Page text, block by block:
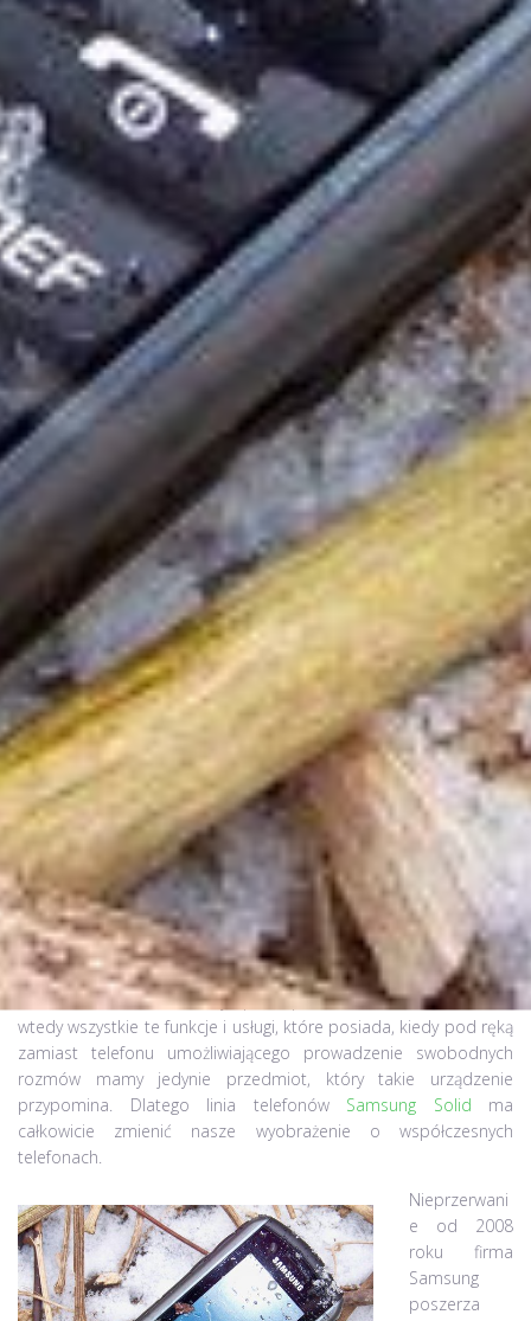
Dzisiejsze modele telefonów, mimo że ładne, o mocno
rozbudowanym menu, niestety nie spełniają podstawowych
norm. Chodzi oczywiście o wytrzymałość. Wystarczy nawet
niewielki upadek z dość niskiej wysokości czy krótkotrwałe
zamoczenie w wodzie, aby aparat przestał działać. Na nic nam
wtedy wszystkie te funkcje i usługi, które posiada, kiedy pod ręką
zamiast telefonu umożliwiającego prowadzenie swobodnych
rozmów mamy jedynie przedmiot, który takie urządzenie
przypomina. Dlatego linia telefonów Samsung Solid ma
całkowicie zmienić nasze wyobrażenie o współczesnych
telefonach.
Nieprzerwani
e od 2008
roku firma
Samsung
poszerza